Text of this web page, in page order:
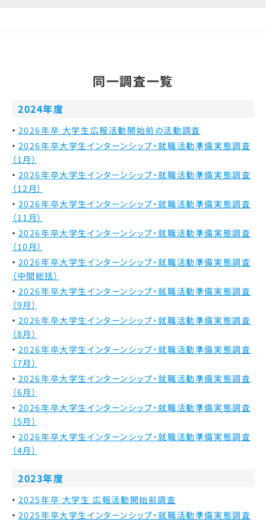
同一調査一覧
2024年度
2026年卒 大学生広報活動開始前の活動調査
2026年卒大学生インターンシップ・就職活動準備実態調査
（1月）
2026年卒大学生インターンシップ・就職活動準備実態調査
（12月）
2026年卒大学生インターンシップ・就職活動準備実態調査
（11月）
2026年卒大学生インターンシップ・就職活動準備実態調査
（10月）
2026年卒大学生インターンシップ・就職活動準備実態調査
（中間総括）
2026年卒大学生インターンシップ・就職活動準備実態調査
（9月）
2026年卒大学生インターンシップ・就職活動準備実態調査
（8月）
2026年卒大学生インターンシップ・就職活動準備実態調査
（7月）
2026年卒大学生インターンシップ・就職活動準備実態調査
（6月）
2026年卒大学生インターンシップ・就職活動準備実態調査
（5月）
2026年卒大学生インターンシップ・就職活動準備実態調査
（4月）
2023年度
2025年卒 大学生 広報活動開始前調査
2025年卒大学生インターンシップ・就職活動準備実態調査